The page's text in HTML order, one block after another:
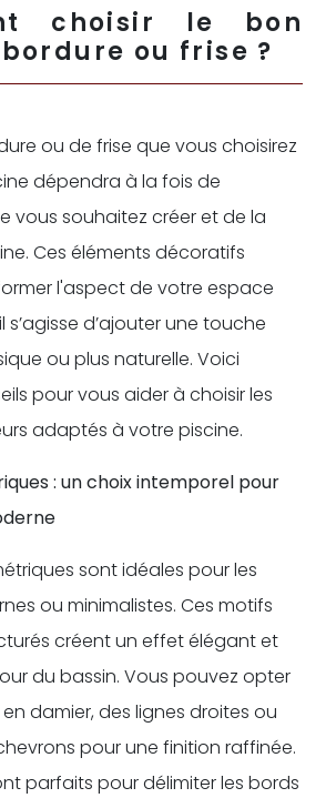
choisir le bon
ou frise ?
ou de frise que vous choisirez
dépendra à la fois de
vous souhaitez créer et de la
Ces éléments décoratifs
l'aspect de votre espace
s’agisse d’ajouter une touche
ou plus naturelle. Voici
pour vous aider à choisir les
adaptés à votre piscine.
: un choix intemporel pour
sont idéales pour les
ou minimalistes. Ces motifs
créent un effet élégant et
du bassin. Vous pouvez opter
damier, des lignes droites ou
pour une finition raffinée.
parfaits pour délimiter les bords